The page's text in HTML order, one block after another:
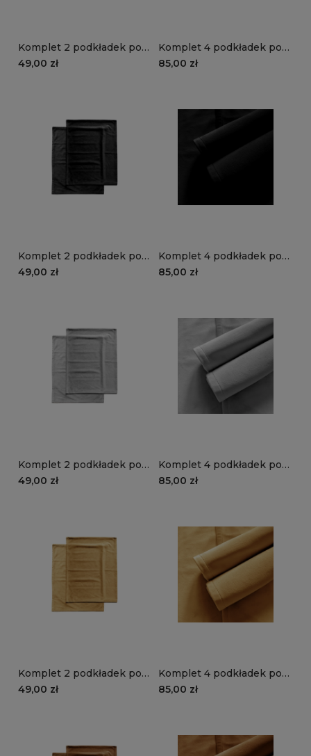
Komplet 2 podkładek pod
talerze VELVET VE2222 |
49,00 zł
Komplet 4 podkładek pod
talerze VELVET VE2222 |
85,00 zł
Komplet 2 podkładek pod
talerze VELVET VE2219 |
49,00 zł
Komplet 4 podkładek pod
talerze VELVET VE2219 |
85,00 zł
Komplet 2 podkładek pod
talerze VELVET VE2218 |
49,00 zł
Komplet 4 podkładek pod
talerze VELVET VE2218 |
85,00 zł
Komplet 2 podkładek pod
talerze VELVET VE2215 |
49,00 zł
Komplet 4 podkładek pod
talerze VELVET VE2215 |
85,00 zł